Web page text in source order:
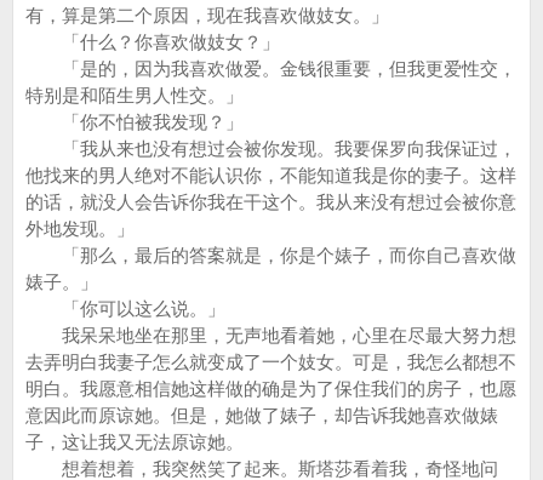
有，算是第二个原因，现在我喜欢做妓女。」
「什么？你喜欢做妓女？」
「是的，因为我喜欢做爱。金钱很重要，但我更爱性交，
特别是和陌生男人性交。」
「你不怕被我发现？」
「我从来也没有想过会被你发现。我要保罗向我保证过，
他找来的男人绝对不能认识你，不能知道我是你的妻子。这样
的话，就没人会告诉你我在干这个。我从来没有想过会被你意
外地发现。」
「那么，最后的答案就是，你是个婊子，而你自己喜欢做
婊子。」
「你可以这么说。」
我呆呆地坐在那里，无声地看着她，心里在尽最大努力想
去弄明白我妻子怎么就变成了一个妓女。可是，我怎么都想不
明白。我愿意相信她这样做的确是为了保住我们的房子，也愿
意因此而原谅她。但是，她做了婊子，却告诉我她喜欢做婊
子，这让我又无法原谅她。
想着想着，我突然笑了起来。斯塔莎看着我，奇怪地问